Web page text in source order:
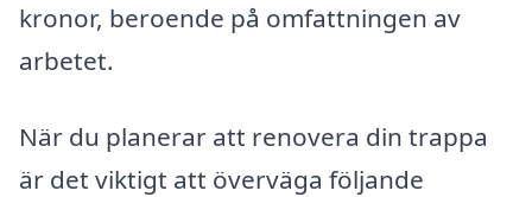
kronor, beroende på omfattningen av
arbetet.
När du planerar att renovera din trappa
är det viktigt att överväga följande